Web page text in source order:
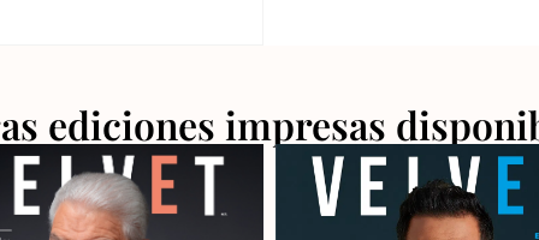
ediciones impresas